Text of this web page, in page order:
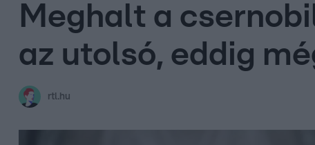
Meghalt a
az utolsó, eddig
rtl.hu